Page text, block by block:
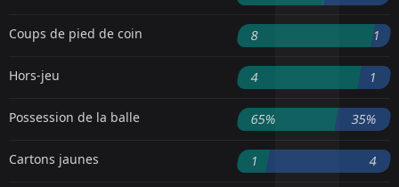
Coups de pied de coin 8 1
Hors-jeu 4 1
Possession de la balle 65% 35%
Cartons jaunes 1 4